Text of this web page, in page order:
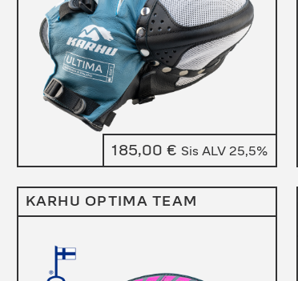
185,00€ Sis ALV 25,5%
KARHU OPTIMA TEAM